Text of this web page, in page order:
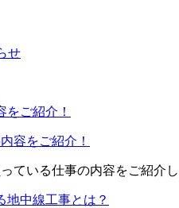
せ
容をご紹介！
ている仕事の内容をご紹